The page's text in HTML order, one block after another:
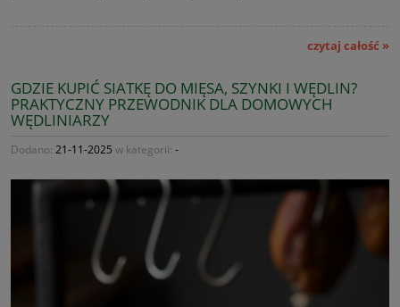
czytaj całość »
GDZIE KUPIĆ SIATKĘ DO MIĘSA, SZYNKI I WĘDLIN?
PRAKTYCZNY PRZEWODNIK DLA DOMOWYCH
WĘDLINIARZY
Dodano: 21-11-2025 w kategorii: -